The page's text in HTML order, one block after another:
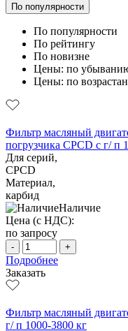
По популярности
По популярности
По рейтингу
По новизне
Цены: по
Цены: по
Фильтр масляный
погрузчика CPCD с г/ п
Для серий,
CPCD
Материал,
карбид
Наличие
Цена (с НДС):
по запросу
- +
Подробнее
Заказать
Фильтр масляный
г/ п 1000-3800 кг